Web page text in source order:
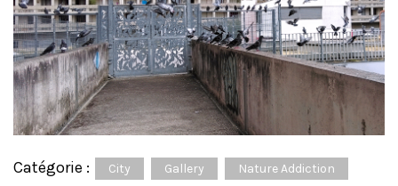
Catégorie : City Gallery Nature Addiction